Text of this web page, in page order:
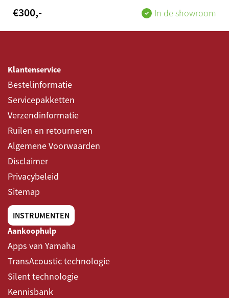
€300,- In de showroom
Klantenservice
Bestelinformatie
Servicepakketten
Verzendinformatie
Ruilen en retourneren
Algemene Voorwaarden
Disclaimer
Privacybeleid
Sitemap
INSTRUMENTEN
Aankoophulp
Apps van Yamaha
TransAcoustic technologie
Silent technologie
Kennisbank